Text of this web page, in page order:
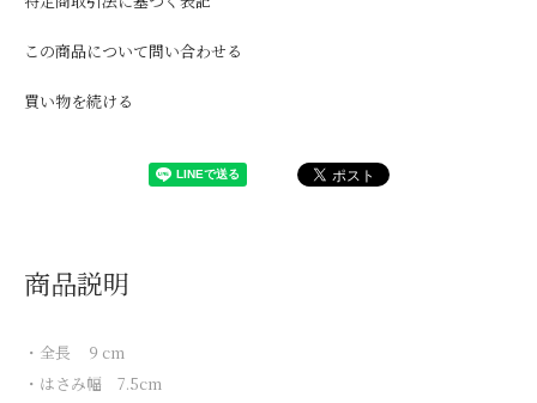
この商品について問い合わせる
買い物を続ける
商品説明
・全長 ９cm
・はさみ幅 7.5cm